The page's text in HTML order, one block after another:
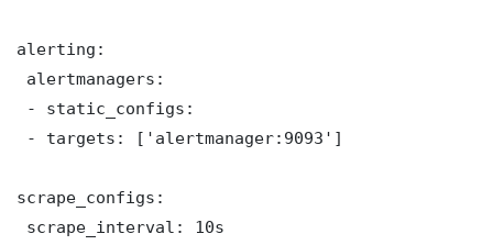
alerting:
alertmanagers:
- static_configs:
- targets: ['alertmanager:9093']
scrape_configs:
scrape_interval: 10s